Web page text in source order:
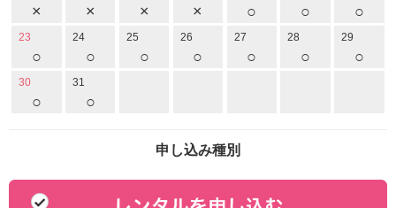
× × × × ○ ○ ○
23
○
24
○
25
○
26
○
27
○
28
○
29
○
30
○
31
○
申し込み種別